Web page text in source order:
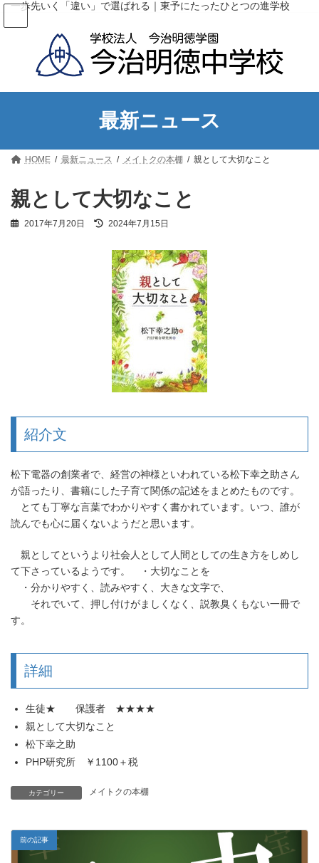
コ
テ
キ
ナ
ゲ
に
一歩先いく「違い」で選ばれる｜東予にたったひとつの進学校
最新ニュース
HOME 最新ニュース メイトクの本棚 親として大切なこと
親として大切なこと
2017年7月20日
最
新
日
時
2024年7月15日
紹介文
松下電器の創業者で、経営の神様といわれている松下幸之助さん
が語ったり、書籍にした子育て関係の記述をまとめたものです。
とても丁寧な言葉でわかりやすく書かれています。いつ、誰が
読んでも心に届くないようだと思います。
親としてというより社会人として人間としての生き方をしめし
て下さっているようです。 ・大切なことを
・分かりやすく、読みやすく、大きな文字で、
それでいて、押し付けがましくなく、説教臭くもない一冊で
す。
詳細
生徒★ 保護者 ★★★★
親として大切なこと
松下幸之助
PHP研究所 ￥1100＋税
カテゴリー メイトクの本棚
前の記事